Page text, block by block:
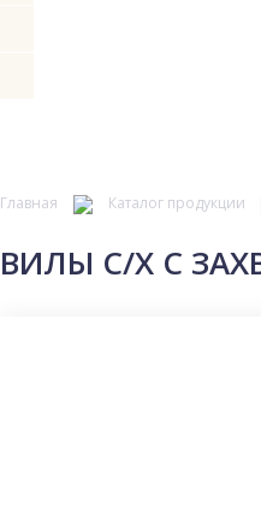
Главная Каталог продукции
ВИЛЫ С/Х С